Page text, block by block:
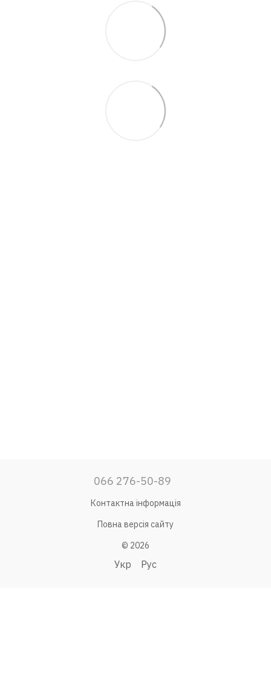
066 276-50-89
Контактна інформація
Повна версія сайту
© 2026
Укр Рус